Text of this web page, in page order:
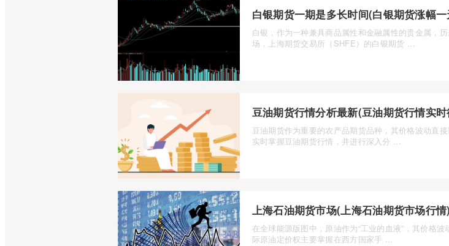
白银期货一期是多长时间(白银期货涨幅
白银，作为一种兼具商品属性和金融属性的贵金属，
场，上海期货交易所（SHFE）的白银期货 ...
豆油期货行情分析最新(豆油期货行情实
豆油期货作为重要的农产品期货品种，其价格波动直
实时掌握豆油期货行情，并进行深入分 ...
上海石油期货市场(上海石油期货市场行情)
在全球能源版图中，原油作为“工业的血液”，其价格
际原油定价权主要掌握在西方国家手 ...